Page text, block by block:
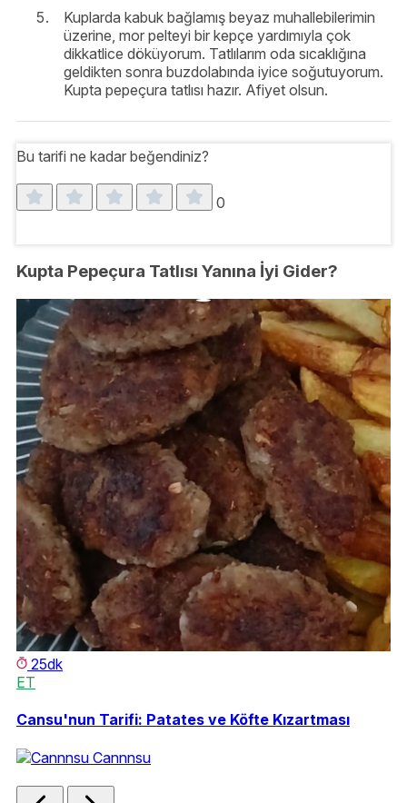
Kuplarda kabuk bağlamış beyaz muhallebilerimin
üzerine, mor pelteyi bir kepçe yardımıyla çok
dikkatlice döküyorum. Tatlılarım oda sıcaklığına
geldikten sonra buzdolabında iyice soğutuyorum.
Kupta pepeçura tatlısı hazır. Afiyet olsun.
Bu tarifi ne kadar beğendiniz?
0
Kupta Pepeçura Tatlısı Yanına İyi Gider?
25dk
ET
Cansu'nun Tarifi: Patates ve Köfte Kızartması
Cannnsu